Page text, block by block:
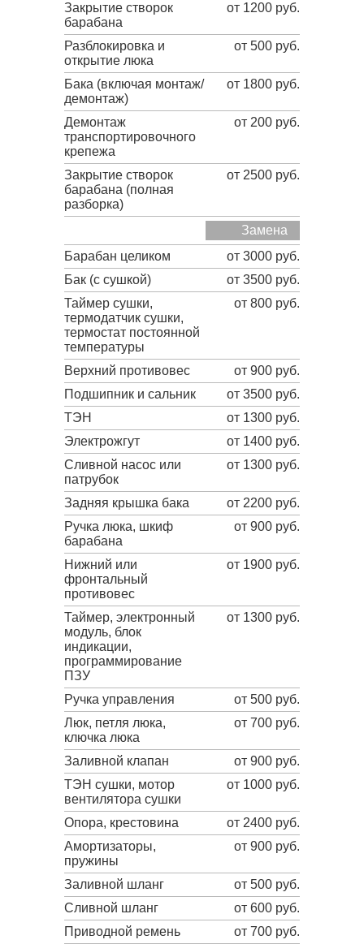
Закрытие створок
барабана
от 1200 руб.
Разблокировка и
открытие люка
от 500 руб.
Бака (включая монтаж/
демонтаж)
от 1800 руб.
Демонтаж
транспортировочного
крепежа
от 200 руб.
Закрытие створок
барабана (полная
разборка)
от 2500 руб.
Замена
Барабан целиком
от 3000 руб.
Бак (с сушкой)
от 3500 руб.
Таймер сушки,
термодатчик сушки,
термостат постоянной
температуры
от 800 руб.
Верхний противовес
от 900 руб.
Подшипник и сальник
от 3500 руб.
ТЭН
от 1300 руб.
Электрожгут
от 1400 руб.
Сливной насос или
патрубок
от 1300 руб.
Задняя крышка бака
от 2200 руб.
Ручка люка, шкиф
барабана
от 900 руб.
Нижний или
фронтальный
противовес
от 1900 руб.
Таймер, электронный
модуль, блок
индикации,
программирование
ПЗУ
от 1300 руб.
Ручка управления
от 500 руб.
Люк, петля люка,
ключка люка
от 700 руб.
Заливной клапан
от 900 руб.
ТЭН сушки, мотор
вентилятора сушки
от 1000 руб.
Опора, крестовина
от 2400 руб.
Амортизаторы,
пружины
от 900 руб.
Заливной шланг
от 500 руб.
Сливной шланг
от 600 руб.
Приводной ремень
от 700 руб.